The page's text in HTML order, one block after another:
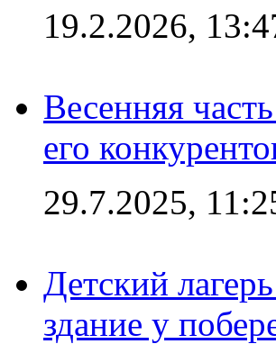
19.2.2026,
Весенняя
его
29.7.2025,
Детский
здание у